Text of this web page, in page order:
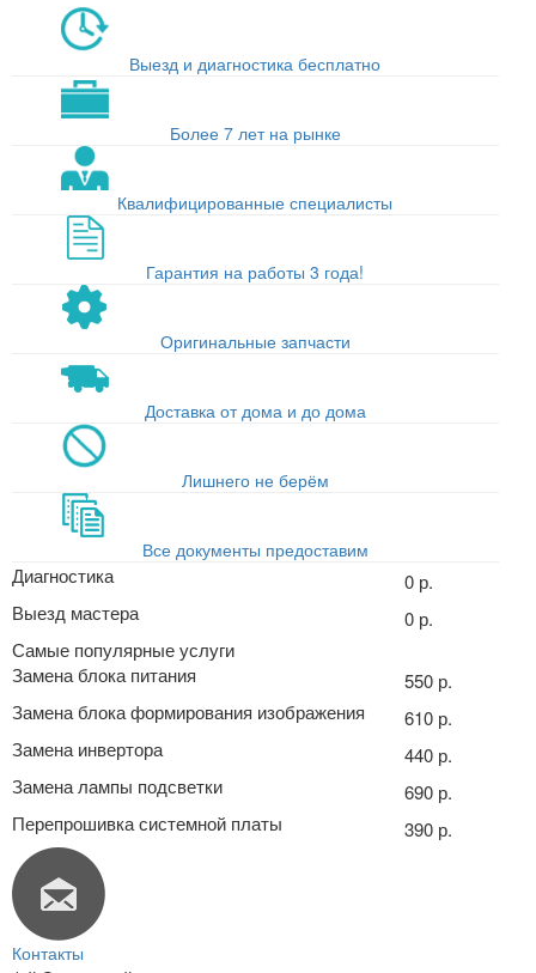
Выезд и диагностика бесплатно
Более 7 лет на рынке
Квалифицированные специалисты
Гарантия на работы 3 года!
Оригинальные запчасти
Доставка от дома и до дома
Лишнего не берём
Все документы предоставим
Диагностика
0 р.
Выезд мастера
0 р.
Самые популярные услуги
Замена блока питания
550 р.
Замена блока формирования изображения
610 р.
Замена инвертора
440 р.
Замена лампы подсветки
690 р.
Перепрошивка системной платы
390 р.
Контакты